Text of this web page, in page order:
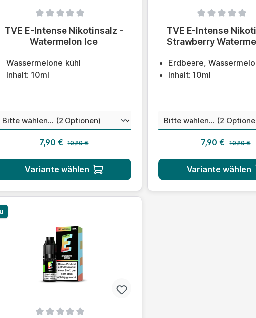
Durchschnittliche Bewertung von 0 von 5 Sternen
TVE E-Intense Nikotinsalz -
Watermelon Ice
Wassermelone|kühl
Inhalt: 10ml
Nikotinstärkeauswählen
Verkaufspreis:
7,90 € Regulärer Preis:
10,90 €
Variante wählen
Durchschnittliche
TVE E-Intense
Strawberry
Erdbeere,
Inhalt: 10ml
Nikotinstärke
7,90 € 10,90 €
Variante wählen